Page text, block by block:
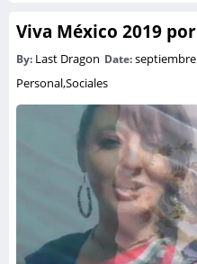
Viva México 2019
By: Last Dragon Date:septiembre
Personal,Sociales